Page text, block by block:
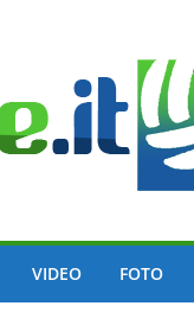
VIDEO FOTO